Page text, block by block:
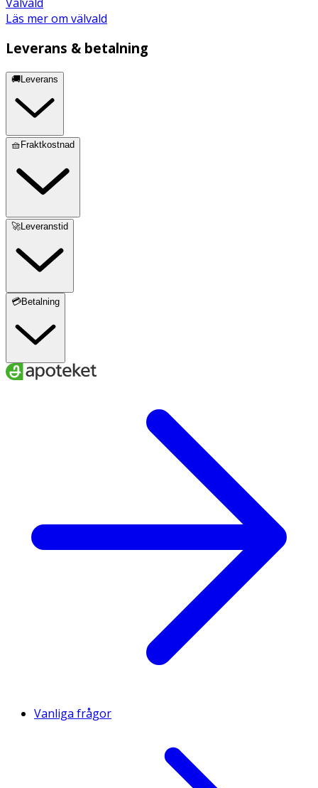
Läs mer om välvald
Leverans & betalning
🚚Leverans
🧺Fraktkostnad
🚀Leveranstid
💳Betalning
Vanliga frågor